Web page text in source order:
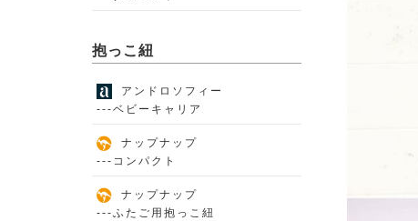
抱っこ紐
アンドロソフィー
---ベビーキャリア
ナップナップ
---コンパクト
ナップナップ
---ふたご用抱っこ紐